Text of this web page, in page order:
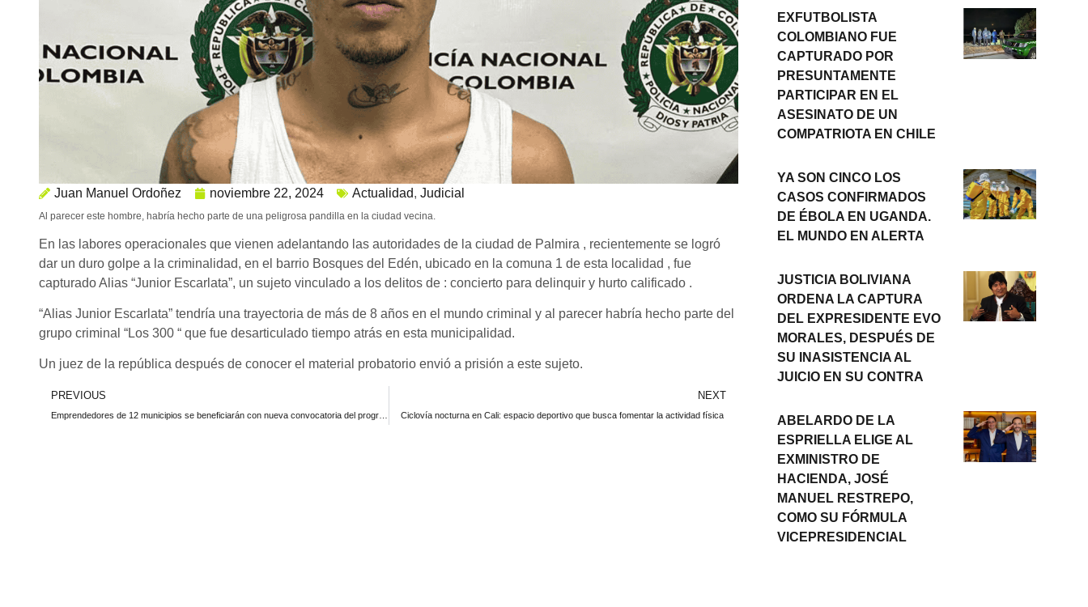
Juan Manuel Ordoñez noviembre 22, 2024 Actualidad, Judicial
Al parecer este hombre, habría hecho parte de una peligrosa pandilla en la ciudad vecina.
En las labores operacionales que vienen adelantando las autoridades de la ciudad de Palmira , recientemente se logró
dar un duro golpe a la criminalidad, en el barrio Bosques del Edén, ubicado en la comuna 1 de esta localidad , fue
capturado Alias “Junior Escarlata”, un sujeto vinculado a los delitos de : concierto para delinquir y hurto calificado .
“Alias Junior Escarlata” tendría una trayectoria de más de 8 años en el mundo criminal y al parecer habría hecho parte del
grupo criminal “Los 300 “ que fue desarticulado tiempo atrás en esta municipalidad.
Un juez de la república después de conocer el material probatorio envió a prisión a este sujeto.
PREVIOUS NEXT
Ciclovía nocturna en Cali: espacio deportivo que busca fomentar la actividad física
EXFUTBOLISTA
COLOMBIANO FUE
CAPTURADO POR
PRESUNTAMENTE
PARTICIPAR EN EL
ASESINATO DE UN
COMPATRIOTA EN CHILE
YA SON CINCO LOS
CASOS CONFIRMADOS
DE ÉBOLA EN UGANDA.
EL MUNDO EN ALERTA
JUSTICIA BOLIVIANA
ORDENA LA CAPTURA
DEL EXPRESIDENTE EVO
MORALES, DESPUÉS DE
SU INASISTENCIA AL
JUICIO EN SU CONTRA
ABELARDO DE LA
ESPRIELLA ELIGE AL
EXMINISTRO DE
HACIENDA, JOSÉ
MANUEL RESTREPO,
COMO SU FÓRMULA
VICEPRESIDENCIAL